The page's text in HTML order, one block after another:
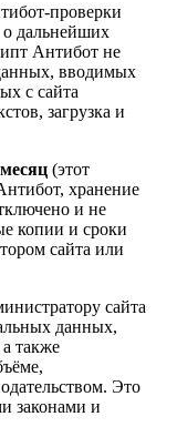
проверки
о дальнейших
Антибот не
вводимых
с сайта
загрузка и
месяц (этот
хранение
и не
копии и сроки
сайта или
сайта
данных,
также
Это
законами и